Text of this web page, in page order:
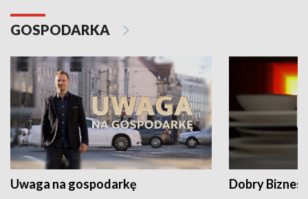
GOSPODARKA
Uwaga na gospodarkę Dobry Biznes